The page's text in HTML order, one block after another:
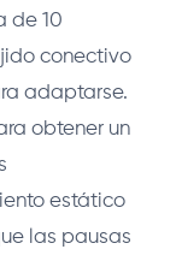
de 10
conectivo
adaptarse.
obtener un
estático
las pausas